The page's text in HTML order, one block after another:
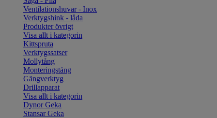
Ventilationshuvar - Inox
Verktygshink - låda
Produkter övrigt
Visa allt i kategorin
Kittspruta
Verktygssatser
Mollytång
Monteringstång
Gängverktyg
Drillapparat
Visa allt i kategorin
Dynor Geka
Stansar Geka